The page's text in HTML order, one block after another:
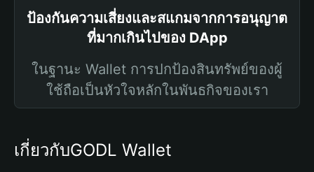
ป้องกันความเสี่ยงและสแกมจากการอนุญาต
ที่มากเกินไปของ DApp
ในฐานะ Wallet การปกป้องสินทรัพย์ของผู้
ใช้ถือเป็นหัวใจหลักในพันธกิจของเรา
เกี่ยวกับGODL Wallet